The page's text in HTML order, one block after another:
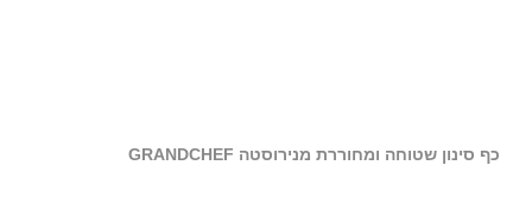
כף סינון שטוחה ומחוררת מנירוסטה GRANDCHEF